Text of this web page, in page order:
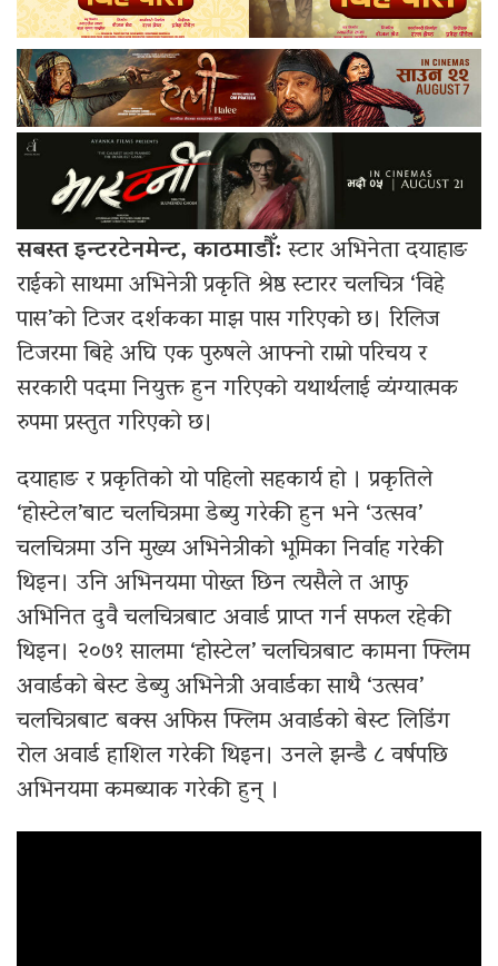
सबस्त इन्टरटेनमेन्ट, काठमाडौँ:स्टार अभिनेता दयाहाङ
राईको साथमा अभिनेत्री प्रकृति श्रेष्ठ स्टारर चलचित्र ‘विहे
पास’को टिजर दर्शकका माझ पास गरिएको छ। रिलिज
टिजरमा बिहे अघि एक पुरुषले आफ्नो राम्रो परिचय र
सरकारी पदमा नियुक्त हुन गरिएको यथार्थलाई व्यंग्यात्मक
रुपमा प्रस्तुत गरिएको छ।
दयाहाङ र प्रकृतिको यो पहिलो सहकार्य हो । प्रकृतिले
‘होस्टेल’बाट चलचित्रमा डेब्यु गरेकी हुन भने ‘उत्सव’
चलचित्रमा उनि मुख्य अभिनेत्रीको भूमिका निर्वाह गरेकी
थिइन। उनि अभिनयमा पोख्त छिन त्यसैले त आफु
अभिनित दुवै चलचित्रबाट अवार्ड प्राप्त गर्न सफल रहेकी
थिइन। २०७१ सालमा ‘होस्टेल’ चलचित्रबाट कामना फ्लिम
अवार्डको बेस्ट डेब्यु अभिनेत्री अवार्डका साथै ‘उत्सव’
चलचित्रबाट बक्स अफिस फ्लिम अवार्डको बेस्ट लिडिंग
रोल अवार्ड हाशिल गरेकी थिइन। उनले झन्डै ८ वर्षपछि
अभिनयमा कमब्याक गरेकी हुन् ।